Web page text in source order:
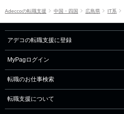
Adeccoの転職支援 中国・四国 広島県 IT系
アデコの転職支援に登録
MyPagログイン
転職のお仕事検索
転職支援について